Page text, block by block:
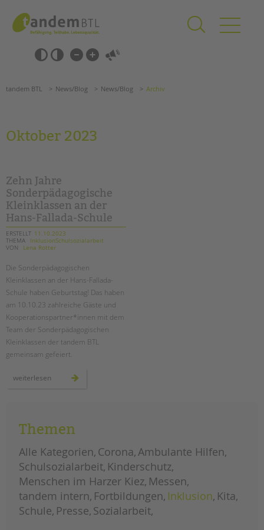
springen
Barrierefrei-
Einstellungen
überspringen
überspringen
Förderzentren
Kollegs
EFöB
Schulbezogene Sozialarbeit
Tagesgruppen
EINGLIEDERUNGSHILFE
BETREUTES WOHNEN
TANDEM BTL AKADEMIE
Zertfikatskurse
Seminarkalender
Bereiche im Überblick
Kinder- und Jugendschutz
Unsere Videos
Gesellschafter VdK
schoolcoach BTL
tandem BTL News/Blog News/Blog Archiv
Oktober 2023
Zehn Jahre
Sonderpädagogische
Kleinklassen an der
Hans-Fallada-Schule
ERSTELLT 11.10.2023
THEMA
InklusionSchulsozialarbeit
VON
Lena Rotter
Die Sonderpädagogischen
Kleinklassen an der Hans-Fallada-
Schule haben Geburtstag! Das haben
am 10.10.23 zahlreiche Gäste und
Kooperationspartner*innen mit dem
Team der Sonderpädagogischen
Kleinklassen der tandem BTL
gemeinsam gefeiert.
weiterlesen
fallada-
schule
Themen
Alle Kategorien Corona Ambulante Hilfen
Schulsozialarbeit Kinderschutz
Menschen im Harzer Kiez Messen
tandem intern Fortbildungen Inklusion Kita
Schule Presse Sozialarbeit